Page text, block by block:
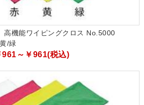
高機能ワイピングクロス No.5000
/緑
961～￥961(税込)